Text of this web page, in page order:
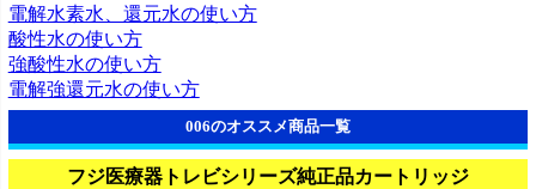
電解水素水、還元水の使い方
酸性水の使い方
強酸性水の使い方
電解強還元水の使い方
006のオススメ商品一覧
フジ医療器トレビシリーズ純正品カートリッジ